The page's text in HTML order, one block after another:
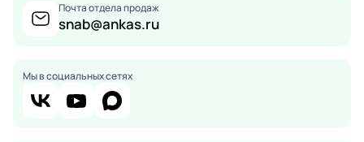
Почта отдела продаж
snab@ankas.ru
Мы в социальных сетях